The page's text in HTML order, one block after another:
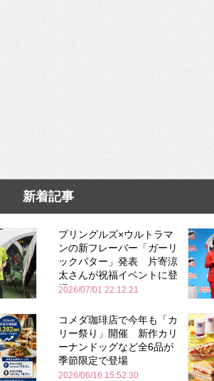
新着記事
プリングルズ×ウルトラマ
ンの新フレーバー「ガーリ
ックバター」発表 片寄涼
太さんが祝福イベントに登
場
2026/07/01 22:12:21
コメダ珈琲店で今年も「カ
リー祭り」開催 新作カリ
ーナンドッグなど全6品が
季節限定で登場
2026/06/16 15:52:30